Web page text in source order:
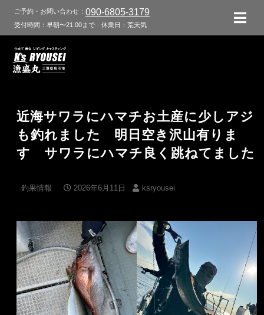
ご予約・お問い合わせ： 090-6805-3179
受付時間：早朝〜21:00まで 休業日：荒天気
近海サワラにハマチお土産に少しアジ
も釣れました 明日空き沢山有りま
す サワラにハマチ良く跳ねてました
釣果情報 2026年6月11日 ksryousei